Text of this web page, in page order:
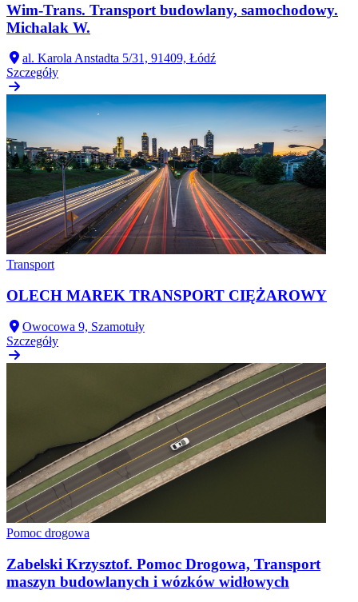
Wim-Trans. Transport budowlany, samochodowy.
Michalak W.
al. Karola Anstadta 5/31, 91409, Łódź
Szczegóły
Transport
OLECH MAREK TRANSPORT CIĘŻAROWY
Owocowa 9, Szamotuły
Szczegóły
Pomoc drogowa
Zabelski Krzysztof. Pomoc Drogowa, Transport
maszyn budowlanych i wózków widłowych